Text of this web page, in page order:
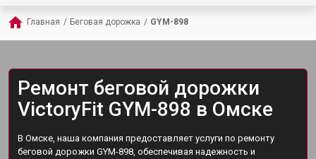
Главная / Беговая дорожка / GYM-898
Ремонт беговой дорожки
VictoryFit GYM-898 в Омске
В Омске, наша компания предоставляет услуги по ремонту
беговой дорожки GYM-898, обеспечивая надежность и